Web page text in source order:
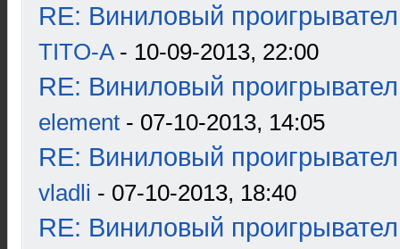
RE: Виниловый
TITO-A- 10-09-2013, 22:00
RE: Виниловый
element - 07-10-2013, 14:05
RE: Виниловый
vladli - 07-10-2013, 18:40
RE: Виниловый